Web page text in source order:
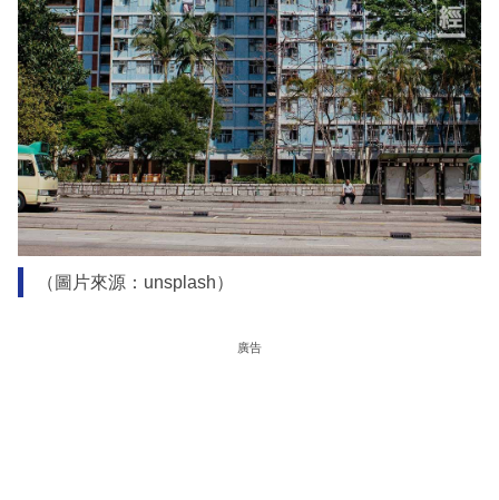
（圖片來源：unsplash）
廣告